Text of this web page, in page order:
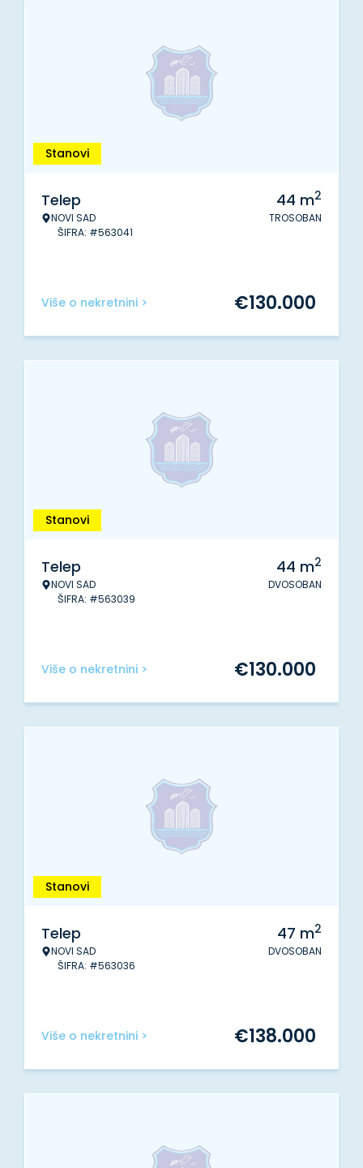
Stanovi
Telep
NOVI SAD
ŠIFRA: #563041
44 m2
TROSOBAN
Više o nekretnini > €130.000
Stanovi
Telep
NOVI SAD
ŠIFRA: #563039
44 m2
DVOSOBAN
Više o nekretnini > €130.000
Stanovi
Telep
NOVI SAD
ŠIFRA: #563036
47 m2
DVOSOBAN
Više o nekretnini > €138.000